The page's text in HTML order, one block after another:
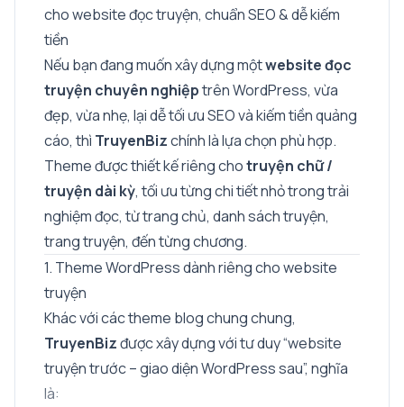
cho website đọc truyện, chuẩn SEO & dễ kiếm
tiền
Nếu bạn đang muốn xây dựng mộtwebsite đọc
truyện chuyên nghiệptrên WordPress, vừa
đẹp, vừa nhẹ, lại dễ tối ưu SEO và kiếm tiền quảng
cáo, thì TruyenBizchính là lựa chọn phù hợp.
Theme được thiết kế riêng chotruyện chữ /
truyện dài kỳ, tối ưu từng chi tiết nhỏ trong trải
nghiệm đọc, từ trang chủ, danh sách truyện,
trang truyện, đến từng chương.
1. Theme WordPress dành riêng cho website
truyện
Khác với các theme blog chung chung,
TruyenBizđược xây dựng với tư duy “website
truyện trước – giao diện WordPress sau”, nghĩa
là: